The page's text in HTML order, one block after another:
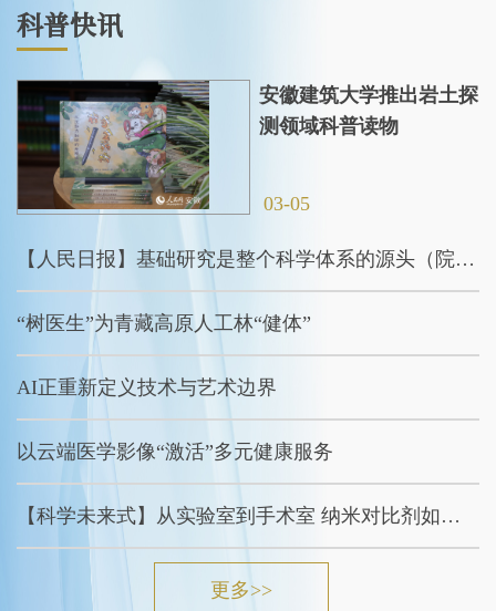
科普快讯
更多>>
安徽建筑大学推出岩土探
测领域科普读物
03-05
【人民日报】基础研究是整个科学体系的源头（院士讲科普）
“树医生”为青藏高原人工林“健体”
AI正重新定义技术与艺术边界
以云端医学影像“激活”多元健康服务
【科学未来式】从实验室到手术室 纳米对比剂如何重塑未来医疗图景？